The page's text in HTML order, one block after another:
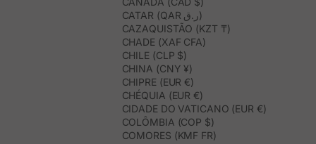
CATAR (QAR ر.ق)
CAZAQUISTÃO (KZT ₸)
CHADE (XAF CFA)
CHILE (CLP $)
CHINA (CNY ¥)
CHIPRE (EUR €)
CHÉQUIA (EUR €)
CIDADE DO VATICANO (EUR €)
COLÔMBIA (COP $)
COMORES (KMF FR)